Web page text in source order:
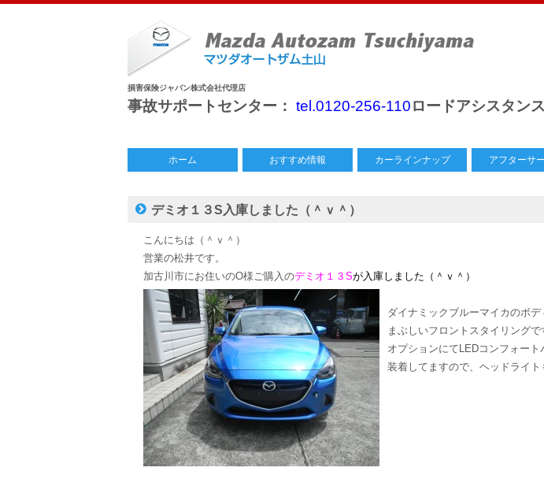
損害保険ジャパン株式会社代理店
事故サポートセンター： tel.0120-256-110ロードアシスタン
ホーム おすすめ情報 カーラインナップ アフターサ
デミオ１３S入庫しました（＾ｖ＾）
こんにちは（＾ｖ＾）
営業の松井です。
加古川市にお住いのO様ご購入のデミオ１３Sが入庫しました（＾ｖ＾）
ダイナミックブルーマイカのボデ
まぶしいフロントスタイリングで
オプションにてLEDコンフォート
装着してますので、ヘッドライ